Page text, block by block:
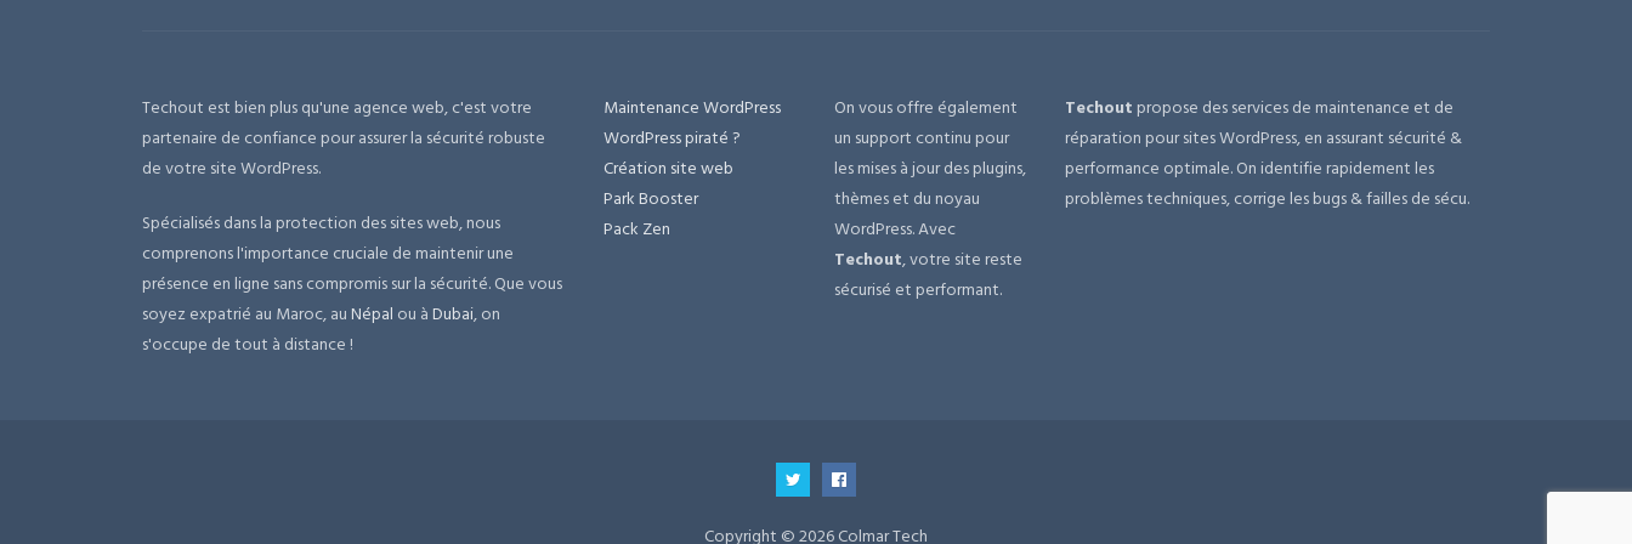
Techout est bien plus qu'une agence web, c'est votre
partenaire de confiance pour assurer la sécurité robuste
de votre site WordPress.
Spécialisés dans la protection des sites web, nous
comprenons l'importance cruciale de maintenir une
présence en ligne sans compromis sur la sécurité. Que vous
soyez expatrié au Maroc, auNépal ou àDubai, on
s'occupe de tout à distance !
Maintenance WordPress
WordPress piraté ?
Création site web
Park Booster
Pack Zen
On vous offre également
un support continu pour
les mises à jour des plugins,
thèmes et du noyau
WordPress. Avec
Techout, votre site reste
sécurisé et performant.
Techout propose des services de maintenance et de
réparation pour sites WordPress, en assurant sécurité &
performance optimale. On identifie rapidement les
problèmes techniques, corrige les bugs & failles de sécu.
Copyright © 2026 Colmar Tech